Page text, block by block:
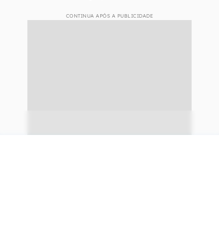
CONTINUA APÓS A PUBLICIDADE